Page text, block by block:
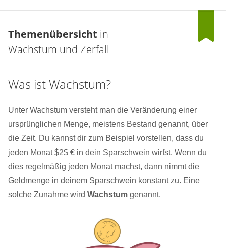
Themenübersicht in
Wachstum und Zerfall
Was ist Wachstum?
Unter Wachstum versteht man die Veränderung einer
ursprünglichen Menge, meistens Bestand genannt, über
die Zeit. Du kannst dir zum Beispiel vorstellen, dass du
jeden Monat $2$ € in dein Sparschwein wirfst. Wenn du
dies regelmäßig jeden Monat machst, dann nimmt die
Geldmenge in deinem Sparschwein konstant zu. Eine
solche Zunahme wird Wachstum genannt.